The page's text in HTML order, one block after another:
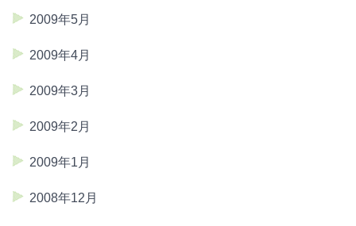
2009年5月
2009年4月
2009年3月
2009年2月
2009年1月
2008年12月